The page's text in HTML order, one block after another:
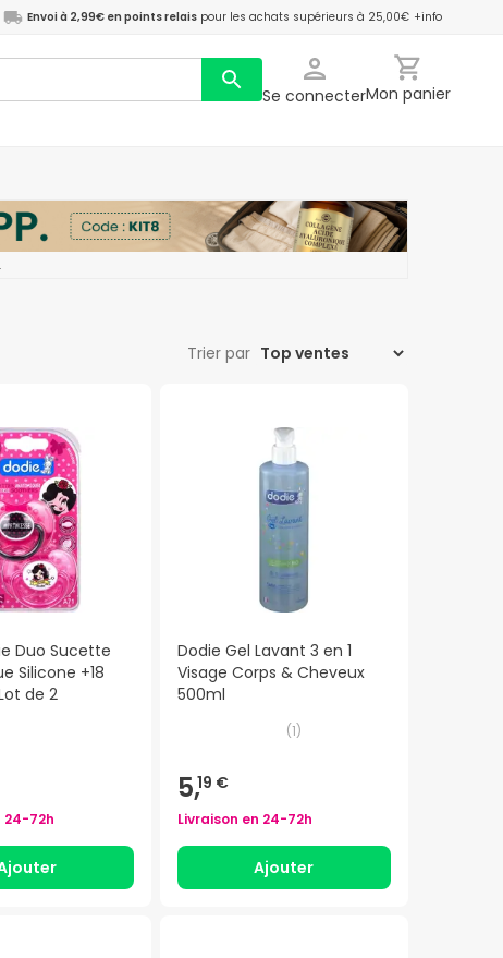
Envoi à 2,99€ en points relais pour les achats supérieurs à 25,00€ +info
Se connecterMon panier
Trier par
Duo Sucette
Silicone +18
de 2
24-72h
Dodie Gel Lavant 3 en 1
Visage Corps & Cheveux
500ml
(1)
5,19 €
Livraison en 24-72h
Ajouter